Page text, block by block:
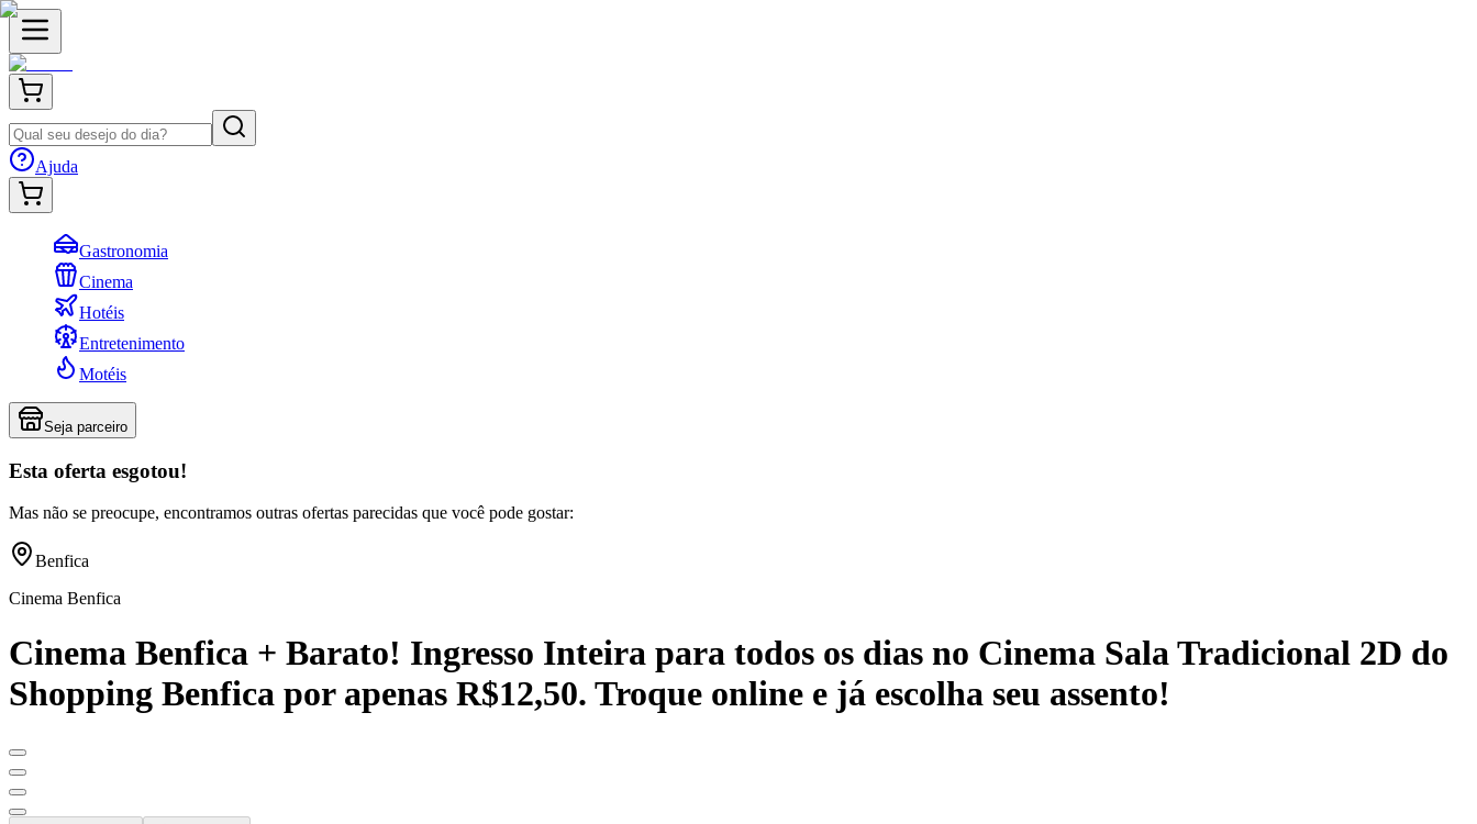
Ajuda
Gastronomia
Cinema
Hotéis
Entretenimento
Motéis
Seja parceiro
Esta oferta esgotou!
Mas não se preocupe, encontramos outras ofertas parecidas que você pode gostar:
Benfica
Cinema Benfica
Cinema Benfica + Barato! Ingresso Inteira para todos os dias no Cinema Sala Tradicional 2D do
Shopping Benfica por apenas R$12,50. Troque online e já escolha seu assento!